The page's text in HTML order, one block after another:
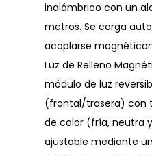
inalámbrico con un
metros. Se carga
acoplarse
Luz de Relleno
módulo de luz
(frontal/trasera) con
de color (fría, neutra
ajustable mediante